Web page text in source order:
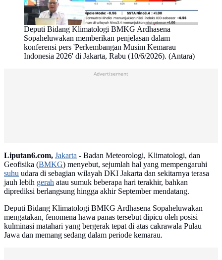
Deputi Bidang Klimatologi BMKG Ardhasena
Sopaheluwakan memberikan penjelasan dalam
konferensi pers 'Perkembangan Musim Kemarau
Indonesia 2026' di Jakarta, Rabu (10/6/2026). (Antara)
Advertisement
Liputan6.com, Jakarta - Badan Meteorologi, Klimatologi, dan
Geofisika (BMKG) menyebut, sejumlah hal yang mempengaruhi
suhu udara di sebagian wilayah DKI Jakarta dan sekitarnya terasa
jauh lebih gerah atau sumuk beberapa hari terakhir, bahkan
diprediksi berlangsung hingga akhir September mendatang.
Deputi Bidang Klimatologi BMKG Ardhasena Sopaheluwakan
mengatakan, fenomena hawa panas tersebut dipicu oleh posisi
kulminasi matahari yang bergerak tepat di atas cakrawala Pulau
Jawa dan memang sedang dalam periode kemarau.